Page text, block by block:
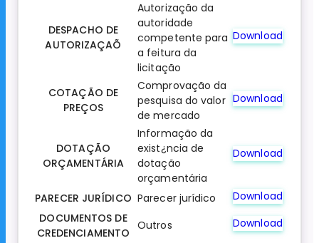
DESPACHO DE
AUTORIZAÇAÕ
Autorização da
autoridade
competente para
a feitura da
licitação
Download
COTAÇÃO DE
PREÇOS
Comprovação da
pesquisa do valor
de mercado
Download
DOTAÇÃO
ORÇAMENTÁRIA
Informação da
exist¿ncia de
dotação
orçamentária
Download
PARECER JURÍDICO Parecer jurídico
Download
DOCUMENTOS DE
CREDENCIAMENTO
Outros
Download